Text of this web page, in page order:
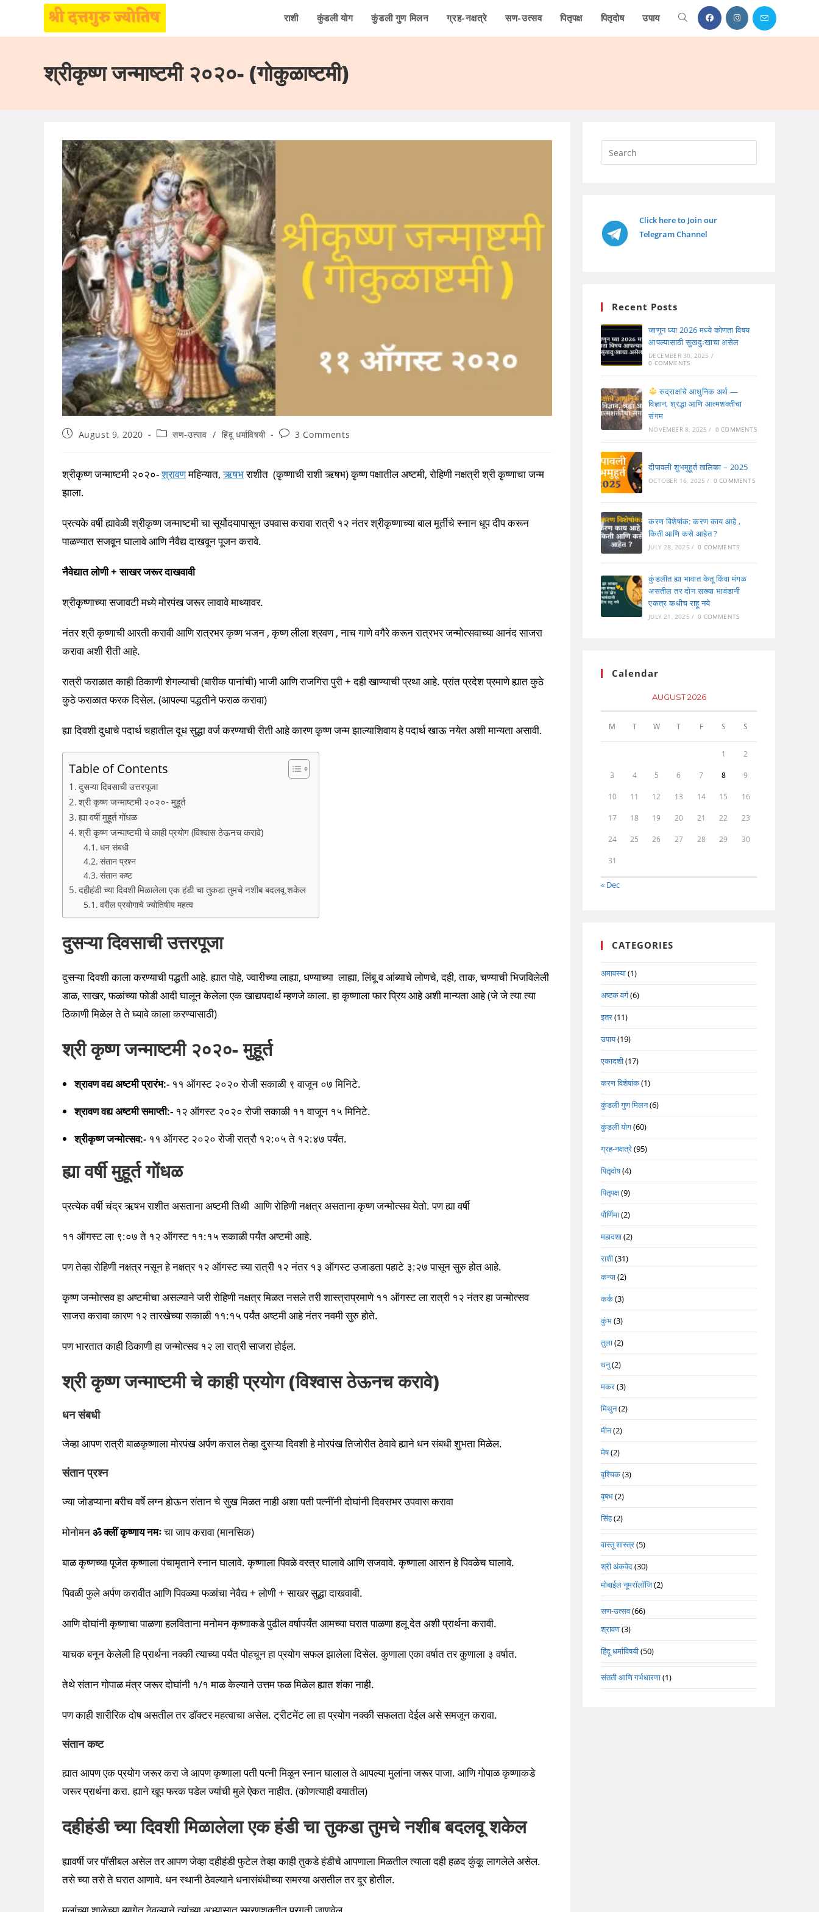
राशी कुंडली योग कुंडली गुण मिलन ग्रह-नक्षत्रे सण-उत्सव पितृपक्ष पितृदोष उपाय Toggle
श्रीकृष्ण जन्माष्टमी २०२०- (गोकुळाष्टमी)
PostAugust 9, 2020
Postसण-उत्सव / हिंदू धर्माविषयी
Post3 Comments
श्रीकृष्ण जन्माष्टमी २०२०-श्रावणमहिन्यात,ऋषभराशीत (कृष्णाची राशी ऋषभ) कृष्ण पक्षातील अष्टमी, रोहिणी नक्षत्री श्री कृष्णाचा जन्म
झाला.
प्रत्यके वर्षी ह्यावेळी श्रीकृष्ण जन्माष्टमी चा सूर्योदयापासून उपवास करावा रात्री १२ नंतर श्रीकृष्णाच्या बाल मूर्तीचे स्नान धूप दीप करून
पाळण्यात सजवून घालावे आणि नैवैद्य दाखवून पूजन करावे.
नैवेद्यात लोणी + साखर जरूर दाखवावी
श्रीकृष्णाच्या सजावटी मध्ये मोरपंख जरूर लावावे माथ्यावर.
नंतर श्री कृष्णाची आरती करावी आणि रात्रभर कृष्ण भजन , कृष्ण लीला श्रवण , नाच गाणे वगैरे करून रात्रभर जन्मोत्सवाच्या आनंद साजरा
करावा अशी रीती आहे.
रात्री फराळात काही ठिकाणी शेगल्याची (बारीक पानांची) भाजी आणि राजगिरा पुरी + दही खाण्याची प्रथा आहे. प्रांत प्रदेश प्रमाणे ह्यात कुठे
कुठे फराळात फरक दिसेल. (आपल्या पद्धतीने फराळ करावा)
ह्या दिवशी दुधाचे पदार्थ चहातील दूध सुद्धा वर्ज करण्याची रीती आहे कारण कृष्ण जन्म झाल्याशिवाय हे पदार्थ खाऊ नयेत अशी मान्यता असावी.
Table of Contents
दुसऱ्या दिवसाची उत्तरपूजा
श्री कृष्ण जन्माष्टमी २०२०- मुहूर्त
ह्या वर्षी मुहूर्त गोंधळ
श्री कृष्ण जन्माष्टमी चे काही प्रयोग (विश्वास ठेऊनच करावे)
धन संबधी
संतान प्रश्न
संतान कष्ट
दहीहंडी च्या दिवशी मिळालेला एक हंडी चा तुकडा तुमचे नशीब बदलवू शकेल
वरील प्रयोगाचे ज्योतिषीय महत्व
दुसऱ्या दिवसाची उत्तरपूजा
दुसऱ्या दिवशी काला करण्याची पद्धती आहे. ह्यात पोहे, ज्वारीच्या लाह्या, धण्याच्या लाह्या, लिंबू व आंब्याचे लोणचे, दही, ताक, चण्याची भिजविलेली
डाळ, साखर, फळांच्या फोडी आदी घालून केलेला एक खाद्यपदार्थ म्हणजे काला. हा कृष्णाला फार प्रिय आहे अशी मान्यता आहे (जे जे त्या त्या
ठिकाणी मिळेल ते ते घ्यावे काला करण्यासाठी)
श्री कृष्ण जन्माष्टमी २०२०- मुहूर्त
श्रावण वद्य अष्टमी प्रारंभ:- ११ ऑगस्ट २०२० रोजी सकाळी ९ वाजून ०७ मिनिटे.
श्रावण वद्य अष्टमी समाप्ती:- १२ ऑगस्ट २०२० रोजी सकाळी ११ वाजून १५ मिनिटे.
श्रीकृष्ण जन्मोत्सव:- ११ ऑगस्ट २०२० रोजी रात्रौ १२:०५ ते १२:४७ पर्यंत.
ह्या वर्षी मुहूर्त गोंधळ
प्रत्येक वर्षी चंद्र ऋषभ राशीत असताना अष्टमी तिथी आणि रोहिणी नक्षत्र असताना कृष्ण जन्मोत्सव येतो. पण ह्या वर्षी
११ ऑगस्ट ला ९:०७ ते १२ ऑगस्ट ११:१५ सकाळी पर्यंत अष्टमी आहे.
पण तेव्हा रोहिणी नक्षत्र नसून हे नक्षत्र १२ ऑगस्ट च्या रात्री १२ नंतर १३ ऑगस्ट उजाडता पहाटे ३:२७ पासून सुरु होत आहे.
कृष्ण जन्मोत्सव हा अष्टमीचा असल्याने जरी रोहिणी नक्षत्र मिळत नसले तरी शास्त्राप्रमाणे ११ ऑगस्ट ला रात्री १२ नंतर हा जन्मोत्सव
साजरा करावा कारण १२ तारखेच्या सकाळी ११:१५ पर्यंत अष्टमी आहे नंतर नवमी सुरु होते.
पण भारतात काही ठिकाणी हा जन्मोत्सव १२ ला रात्री साजरा होईल.
श्री कृष्ण जन्माष्टमी चे काही प्रयोग (विश्वास ठेऊनच करावे)
धन संबधी
जेव्हा आपण रात्री बाळकृष्णाला मोरपंख अर्पण कराल तेव्हा दुसऱ्या दिवशी हे मोरपंख तिजोरीत ठेवावे ह्याने धन संबधी शुभता मिळेल.
संतान प्रश्न
ज्या जोडप्याना बरीच वर्षे लग्न होऊन संतान चे सुख मिळत नाही अशा पती पत्नींनी दोघांनी दिवसभर उपवास करावा
मोनोमनॐ क्लीं कृष्णाय नमःचा जाप करावा (मानसिक)
बाळ कृष्णच्या पूजेत कृष्णाला पंचामृताने स्नान घालावे. कृष्णाला पिवळे वस्त्र घालावे आणि सजवावे. कृष्णाला आसन हे पिवळेच घालावे.
पिवळी फुले अर्पण करावीत आणि पिवळ्या फळांचा नेवैद्य + लोणी + साखर सुद्धा दाखवावी.
आणि दोघांनी कृष्णाचा पाळणा हलविताना मनोमन कृष्णाकडे पुढील वर्षापर्यंत आमच्या घरात पाळणा हलू देत अशी प्रार्थना करावी.
याचक बनून केलेली हि प्रार्थना नक्की त्याच्या पर्यंत पोहचून हा प्रयोग सफल झालेला दिसेल. कुणाला एका वर्षात तर कुणाला ३ वर्षात.
तेथे संतान गोपाळ मंत्र जरूर दोघांनी १/१ माळ केल्याने उत्तम फळ मिळेल ह्यात शंका नाही.
पण काही शारीरिक दोष असतील तर डॉक्टर महत्वाचा असेल. ट्रीटमेंट ला हा प्रयोग नक्की सफलता देईल असे समजून करावा.
संतान कष्ट
ह्यात आपण एक प्रयोग जरूर करा जे आपण कृष्णाला पती पत्नी मिळून स्नान घालाल ते आपल्या मुलांना जरूर पाजा. आणि गोपाळ कृष्णाकडे
जरूर प्रार्थना करा. ह्याने खूप फरक पडेल ज्यांची मुले ऐकत नाहीत. (कोणत्याही वयातील)
दहीहंडी च्या दिवशी मिळालेला एक हंडी चा तुकडा तुमचे नशीब बदलवू शकेल
ह्यावर्षी जर पॉसीबल असेल तर आपण जेव्हा दहीहंडी फुटेल तेव्हा काही तुकडे हंडीचे आपणाला मिळतील त्याला दही हळद कुंकू लागलेले असेल.
तसे च्या तसे ते घरात आणावे. धन स्थानी ठेवल्याने धनासंबंधीच्या समस्या असतील तर दूर होतील.
Escape
Click here to Join our
Telegram Channel
Recent Posts
जाणून घ्या 2026 मध्ये कोणता विषय
आपल्यासाठी सुखदुःखाचा असेल
DECEMBER 30, 2025 /
0 COMMENTS
रुद्राक्षांचे आधुनिक अर्थ —
विज्ञान, श्रद्धा आणि आत्मशक्तीचा
संगम
NOVEMBER 8, 2025 / 0 COMMENTS
दीपावली शुभमुहूर्त तालिका – 2025
OCTOBER 16, 2025 / 0 COMMENTS
करण विशेषांक: करण काय आहे ,
किती आणि कसे आहेत ?
JULY 28, 2025 / 0 COMMENTS
कुंडलीत ह्या भावात केतू किंवा मंगळ
असतील तर दोन सख्या भावंडानी
एकत्र कधीच राहू नये
JULY 21, 2025 / 0 COMMENTS
Calendar
AUGUST 2026
M T W T F S S
1 2
3 4 5 6 7 8 9
10 11 12 13 14 15 16
17 18 19 20 21 22 23
24 25 26 27 28 29 30
31
« Dec
CATEGORIES
अमावस्या(1)
अष्टक वर्ग(6)
इतर(11)
उपाय(19)
एकादशी(17)
करण विशेषांक(1)
कुंडली गुण मिलन(6)
कुंडली योग(60)
ग्रह-नक्षत्रे(95)
पितृदोष(4)
पितृपक्ष(9)
पौर्णिमा(2)
महादशा(2)
राशी(31)
कन्या(2)
कर्क(3)
कुंभ(3)
तुला(2)
धनु(2)
मकर(3)
मिथुन(2)
मीन(2)
मेष(2)
वृश्चिक(3)
वृषभ(2)
सिंह(2)
वास्तू शास्त्र(5)
श्री अंकवेद(30)
मोबाईल नूमरॉलॉजि(2)
सण-उत्सव(66)
श्रावण(3)
हिंदू धर्माविषयी(50)
संतती आणि गर्भधारणा(1)